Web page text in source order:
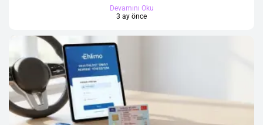
Devamını Oku
3 ay önce